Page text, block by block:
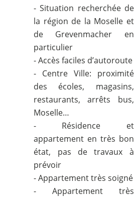
- Situation recherchée de
la région de la Moselle et
de Grevenmacher en
particulier
- Accès faciles d’autoroute
- Centre Ville: proximité
des écoles, magasins,
restaurants, arrêts bus,
Moselle…
- Résidence et
appartement en très bon
état, pas de travaux à
prévoir
- Appartement très soigné
- Appartement très